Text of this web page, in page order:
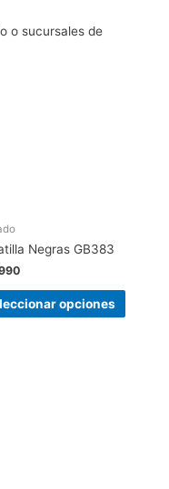
o sucursales de
Negras GB383
opciones